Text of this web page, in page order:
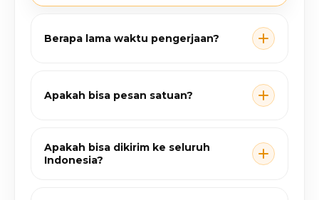
Berapa lama waktu pengerjaan?
Apakah bisa pesan satuan?
Apakah bisa dikirim ke seluruh
Indonesia?